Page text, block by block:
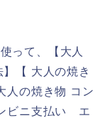
って、【大人
【 大人の焼き
の焼き物 コン
ビニ支払い エ